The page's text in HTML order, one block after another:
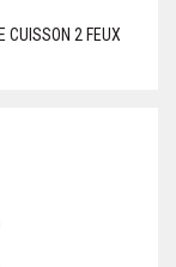
CUISSON 2 FEUX